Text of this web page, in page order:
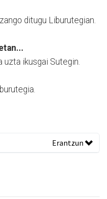
ditugu Liburutegian.
uzta ikusgai Sutegin.
Erantzun